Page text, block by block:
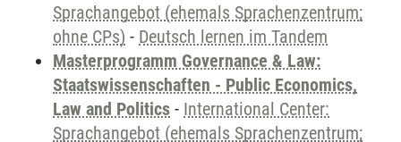
Sprachangebot (ehemals Sprachenzentrum;
ohne CPs) - Deutsch lernen im Tandem
Masterprogramm Governance & Law:
Staatswissenschaften - Public Economics,
Law and Politics - International Center:
Sprachangebot (ehemals Sprachenzentrum;